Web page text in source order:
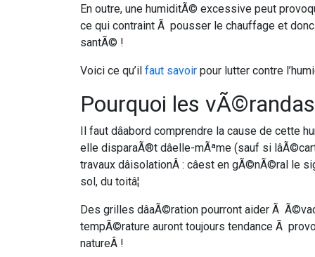
En outre, une humiditÃ© excessive peut
ce qui contraint Ã pousser le chauffage et
santÃ© !
Voici ce qu’il faut savoir pour lutter contre
Pourquoi les
Il faut dâabord comprendre la cause de
elle disparaÃ®t dâelle-mÃªme (sauf si
travaux dâisolationÂ : câest en gÃ©nÃ©ral le
sol, du toitâ¦
Des grilles dâaÃ©ration pourront aider Ã
tempÃ©rature auront toujours tendance Ã
natureÂ !